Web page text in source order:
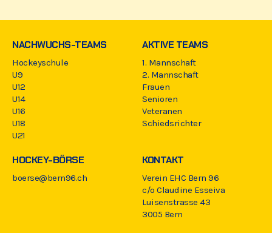
NACHWUCHS-TEAMS
Hockeyschule
U9
U12
U14
U16
U18
U21
AKTIVE TEAMS
1. Mannschaft
2. Mannschaft
Frauen
Senioren
Veteranen
Schiedsrichter
HOCKEY-BÖRSE
boerse@bern96.ch
KONTAKT
Verein EHC Bern 96
c/o Claudine Esseiva
Luisenstrasse 43
3005 Bern